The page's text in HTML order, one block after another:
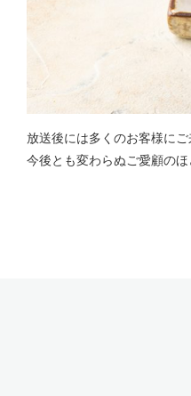
放送後には多くのお客様に
今後とも変わらぬご愛顧の